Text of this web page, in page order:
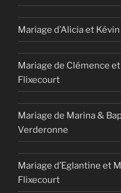
Mariage d’Alicia et
Mariage de Clémence
Flixecourt
Mariage de Marina &
Verderonne
Mariage d’Eglantine et
Flixecourt